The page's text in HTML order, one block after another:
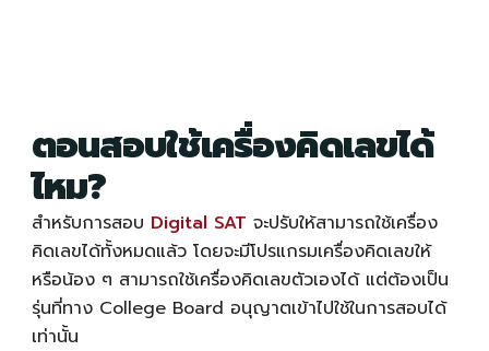
ตอนสอบใช้เครื่องคิดเลขได้
ไหม?
สำหรับการสอบ Digital SAT จะปรับให้สามารถใช้เครื่อง
คิดเลขได้ทั้งหมดแล้ว โดยจะมีโปรแกรมเครื่องคิดเลขให้
หรือน้อง ๆ สามารถใช้เครื่องคิดเลขตัวเองได้ แต่ต้องเป็น
รุ่นที่ทาง College Board อนุญาตเข้าไปใช้ในการสอบได้
เท่านั้น